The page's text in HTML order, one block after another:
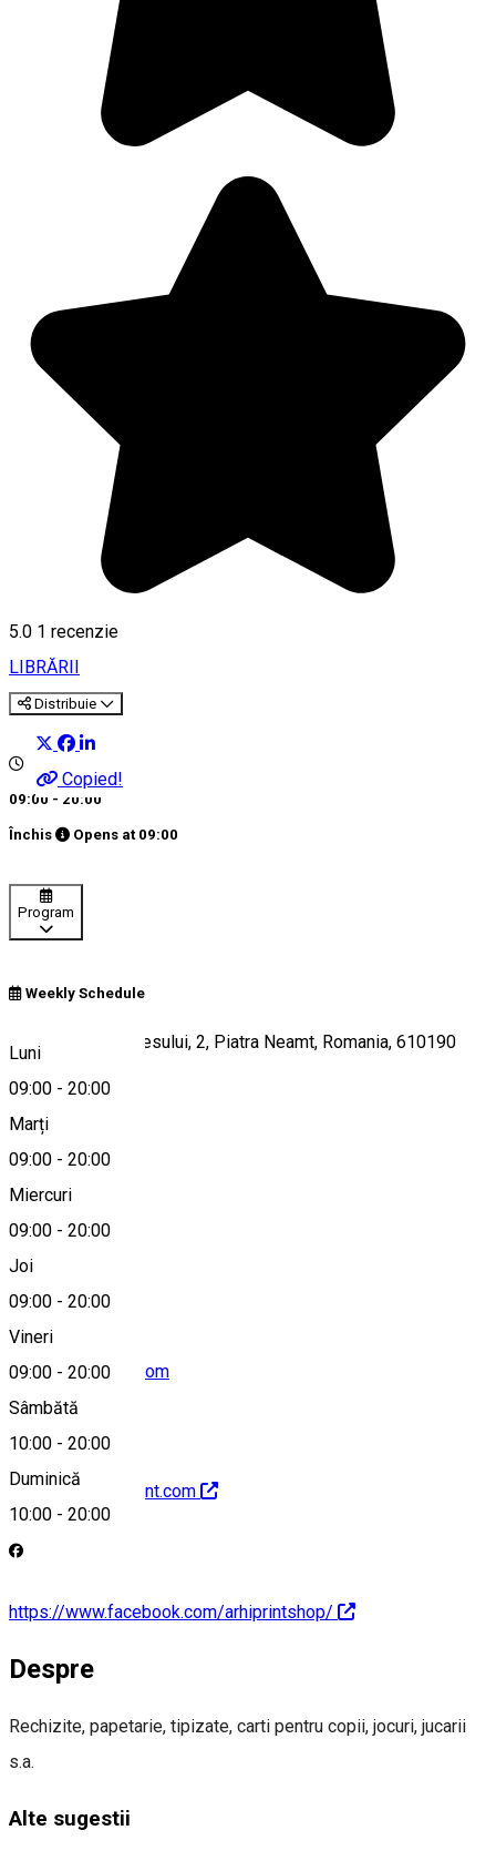
5.0 1 recenzie
LIBRĂRII
Distribuie
Copied!
09:00 - 20:00
Închis Opens at 09:00
Program
Weekly Schedule
Luni
09:00 - 20:00
Marți
09:00 - 20:00
Miercuri
09:00 - 20:00
Joi
09:00 - 20:00
Vineri
09:00 - 20:00
Sâmbătă
10:00 - 20:00
Duminică
10:00 - 20:00
Galleria Mall, Plaiesului, 2, Piatra Neamt, Romania, 610190
Hartă
arhiprint@yahoo.com
http://www.arhiprint.com
https://www.facebook.com/arhiprintshop/
Despre
Rechizite, papetarie, tipizate, carti pentru copii, jocuri, jucarii
s.a.
Alte sugestii